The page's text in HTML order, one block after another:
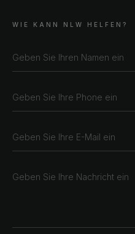
WIE KANN NLW HELFEN?